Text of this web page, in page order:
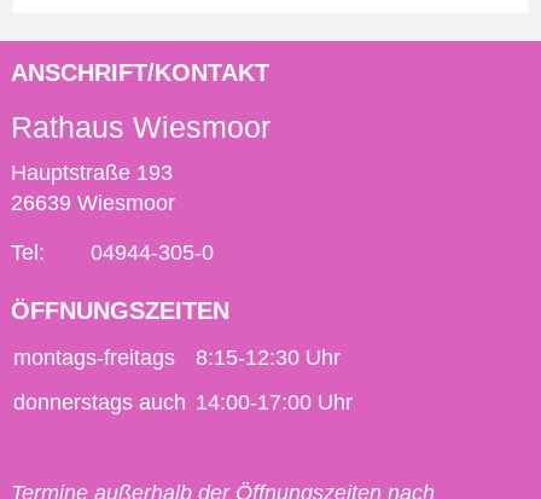
ANSCHRIFT/KONTAKT
Rathaus Wiesmoor
Hauptstraße 193
26639 Wiesmoor
Tel: 04944-305-0
ÖFFNUNGSZEITEN
montags-freitags
8:15-12:30 Uhr
donnerstags auch 14:00-17:00 Uhr
Termine außerhalb der Öffnungszeiten nach